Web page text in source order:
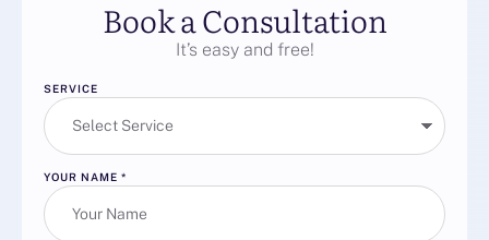
Book a Consultation
It’s easy and free!
SERVICE
YOUR NAME *